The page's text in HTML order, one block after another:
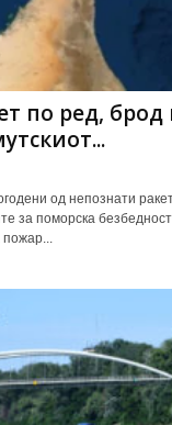
по ред, брод
од непознати
за поморска